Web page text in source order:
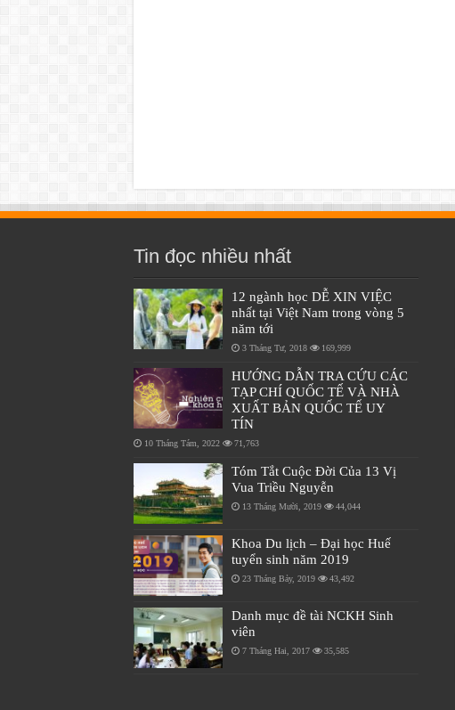
Tin đọc nhiều nhất
12 ngành học DỄ XIN VIỆC
nhất tại Việt Nam trong vòng 5
năm tới
3 Tháng Tư, 2018 169,999
HƯỚNG DẪN TRA CỨU CÁC
TẠP CHÍ QUỐC TẾ VÀ NHÀ
XUẤT BẢN QUỐC TẾ UY
TÍN
10 Tháng Tám, 2022 71,763
Tóm Tắt Cuộc Đời Của 13 Vị
Vua Triều Nguyễn
13 Tháng Mười, 2019 44,044
Khoa Du lịch – Đại học Huế
tuyển sinh năm 2019
23 Tháng Bảy, 2019 43,492
Danh mục đề tài NCKH Sinh
viên
7 Tháng Hai, 2017 35,585